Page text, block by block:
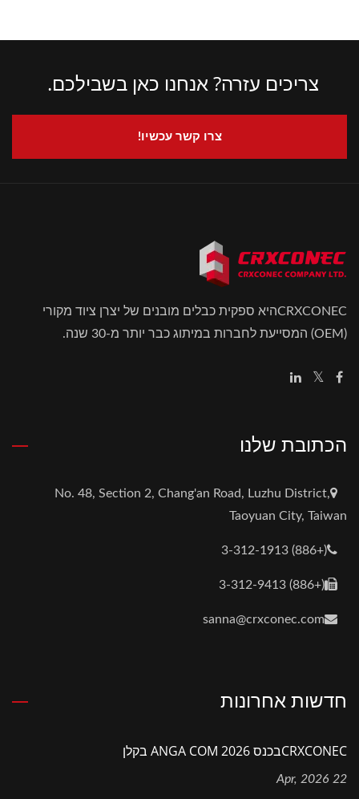
צריכים עזרה? אנחנו כאן בשבילכם.
צרו קשר עכשיו!
CRXCONECהיא ספקית כבלים מובנים של יצרן ציוד מקורי
(OEM) המסייעת לחברות במיתוג כבר יותר מ-30 שנה.
הכתובת שלנו
No. 48, Section 2, Chang'an Road, Luzhu District,
Taoyuan City, Taiwan
(+886) 3-312-1913
(+886) 3-312-9413
sanna@crxconec.com
חדשות אחרונות
CRXCONECבכנס ANGA COM 2026 בקלן
22 Apr, 2026